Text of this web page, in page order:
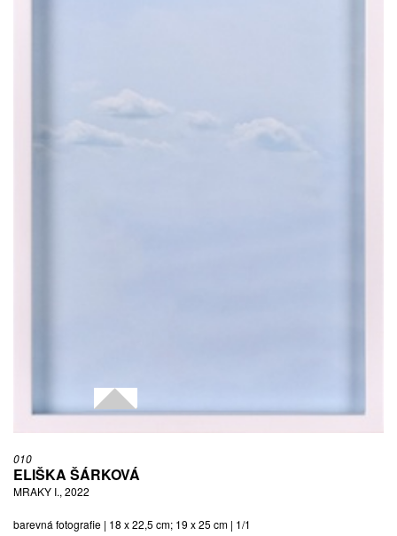
010
ELIŠKA ŠÁRKOVÁ
MRAKY I., 2022
barevná fotografie | 18 x 22,5 cm; 19 x 25 cm | 1/1